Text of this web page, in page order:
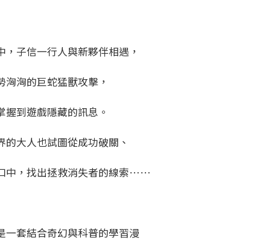
子信一行人與新夥伴相遇，
洶的巨蛇猛獸攻擊，
到遊戲隱藏的訊息。
的大人也試圖從成功破關、
中，找出拯救消失者的線索……
一套結合奇幻與科普的學習漫